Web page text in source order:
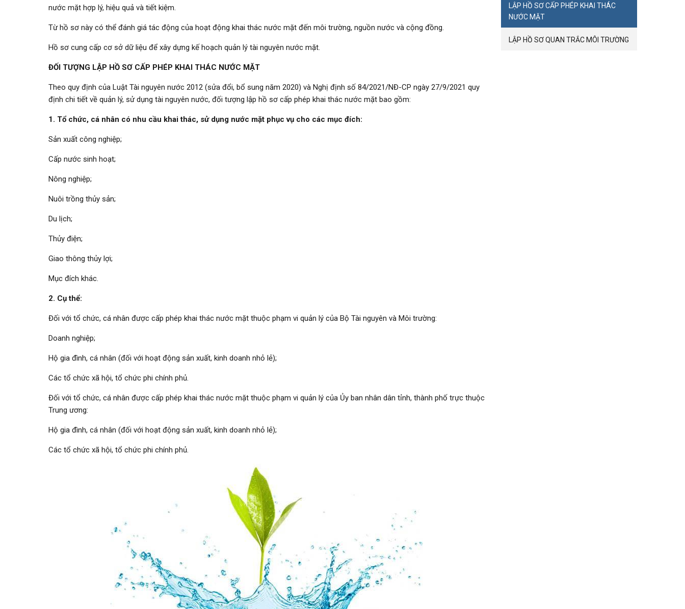
nước mặt hợp lý, hiệu quả và tiết kiệm.
Từ hồ sơ này có thể đánh giá tác động của hoạt động khai thác nước mặt đến môi trường, nguồn nước và cộng đồng.
Hồ sơ cung cấp cơ sở dữ liệu để xây dựng kế hoạch quản lý tài nguyên nước mặt.
ĐỐI TƯỢNG LẬP HỒ SƠ CẤP PHÉP KHAI THÁC NƯỚC MẶT
Theo quy định của Luật Tài nguyên nước 2012 (sửa đổi, bổ sung năm 2020) và Nghị định số 84/2021/NĐ-CP ngày 27/9/2021 quy
định chi tiết về quản lý, sử dụng tài nguyên nước, đối tượng lập hồ sơ cấp phép khai thác nước mặt bao gồm:
1. Tổ chức, cá nhân có nhu cầu khai thác, sử dụng nước mặt phục vụ cho các mục đích:
Sản xuất công nghiệp;
Cấp nước sinh hoạt;
Nông nghiệp;
Nuôi trồng thủy sản;
Du lịch;
Thủy điện;
Giao thông thủy lợi;
Mục đích khác.
2. Cụ thể:
Đối với tổ chức, cá nhân được cấp phép khai thác nước mặt thuộc phạm vi quản lý của Bộ Tài nguyên và Môi trường:
Doanh nghiệp;
Hộ gia đình, cá nhân (đối với hoạt động sản xuất, kinh doanh nhỏ lẻ);
Các tổ chức xã hội, tổ chức phi chính phủ.
Đối với tổ chức, cá nhân được cấp phép khai thác nước mặt thuộc phạm vi quản lý của Ủy ban nhân dân tỉnh, thành phố trực thuộc
Trung ương:
Hộ gia đình, cá nhân (đối với hoạt động sản xuất, kinh doanh nhỏ lẻ);
Các tổ chức xã hội, tổ chức phi chính phủ.
LẬP HỒ SƠ CẤP PHÉP KHAI THÁC
NƯỚC MẶT
LẬP HỒ SƠ QUAN TRẮC MÔI TRƯỜNG